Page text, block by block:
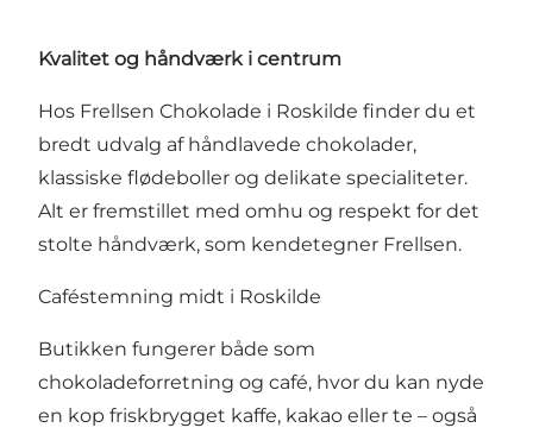
Kvalitet og håndværk i centrum
Hos Frellsen Chokolade i Roskilde finder du et
bredt udvalg af håndlavede chokolader,
klassiske flødeboller og delikate specialiteter.
Alt er fremstillet med omhu og respekt for det
stolte håndværk, som kendetegner Frellsen.
Caféstemning midt i Roskilde
Butikken fungerer både som
chokoladeforretning og café, hvor du kan nyde
en kop friskbrygget kaffe, kakao eller te – også